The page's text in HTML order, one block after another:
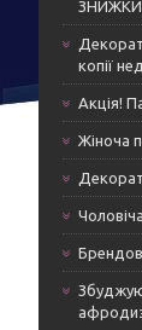
ЗНИЖКИ
копії
Акція!
Жіноча